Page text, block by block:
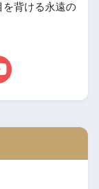
を背ける永遠の